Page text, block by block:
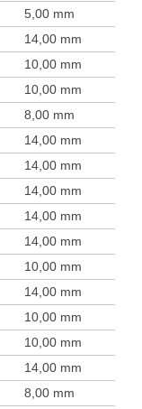
5,00 mm
14,00 mm
10,00 mm
10,00 mm
8,00 mm
14,00 mm
14,00 mm
14,00 mm
14,00 mm
14,00 mm
10,00 mm
14,00 mm
10,00 mm
10,00 mm
14,00 mm
8,00 mm